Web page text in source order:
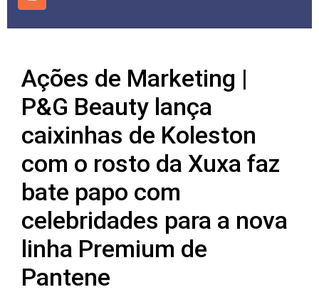
CONSULTORIA
ASSUNTOS
PUBLICAÇÕES
CONTATOS
Ações de Marketing |
P&G Beauty lança
caixinhas de Koleston
com o rosto da Xuxa faz
bate papo com
celebridades para a nova
linha Premium de
Pantene